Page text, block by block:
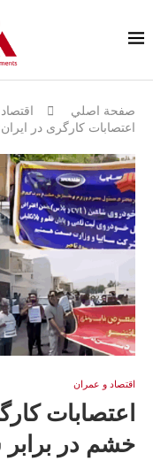
صفحة اصلي
اعتصابات کارگری در
اقتصاد و عمران
اعتصابات
خشم در